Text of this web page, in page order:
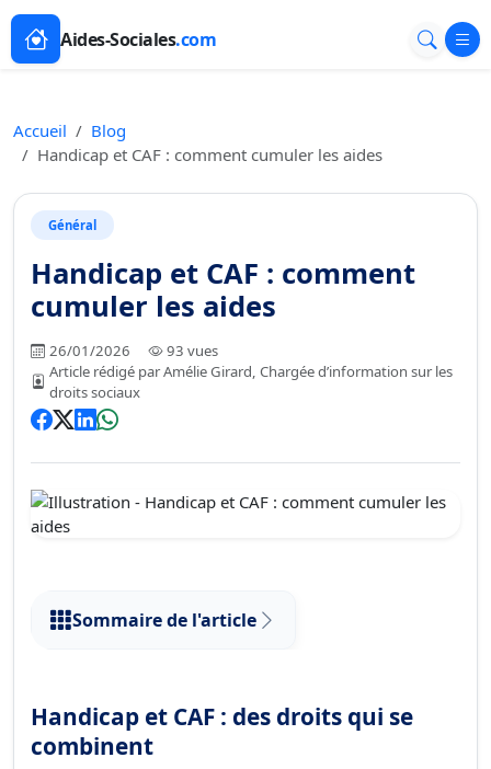
Aides-Sociales.com
Accueil
Blog
Handicap et CAF : comment cumuler les aides
Général
Handicap et CAF : comment
cumuler les aides
26/01/2026
93 vues
Article rédigé par Amélie Girard, Chargée d’information sur les
droits sociaux
Sommaire de l'article
Handicap et CAF : des droits qui se
combinent